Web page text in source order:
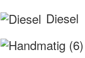
Diesel